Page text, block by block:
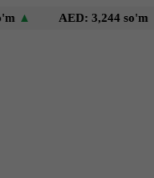
AED: 3,244 so'm▲